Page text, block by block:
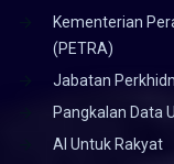
Kementerian
(PETRA)
Jabatan
Pangkalan Data
AI Untuk Rakyat